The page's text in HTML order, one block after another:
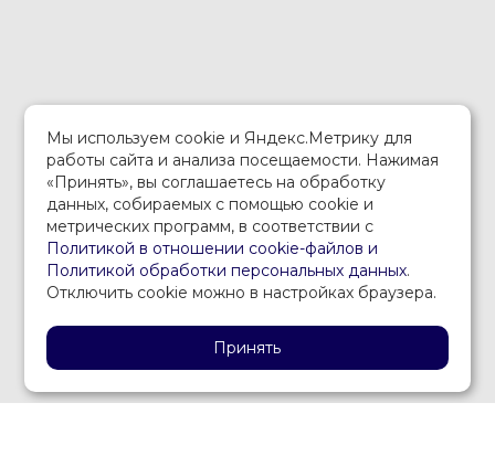
Мы используем cookie и Яндекс.Метрику для
работы сайта и анализа посещаемости. Нажимая
«Принять», вы соглашаетесь на обработку
данных, собираемых с помощью cookie и
метрических программ, в соответствии с
Политикой в отношении cookie-файлов и
Политикой обработки персональных данных.
Отключить cookie можно в настройках браузера.
Принять